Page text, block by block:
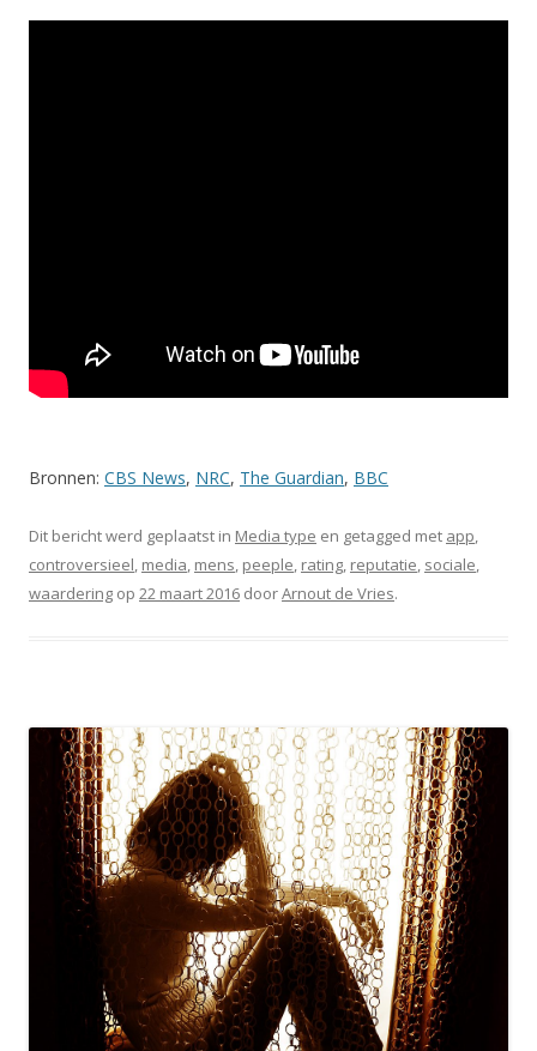
Bronnen: CBS News, NRC, The Guardian, BBC
Dit bericht werd geplaatst in Media type en getagged met app,
controversieel, media, mens, peeple, rating, reputatie, sociale,
waardering op 22 maart 2016 doorArnout de Vries.